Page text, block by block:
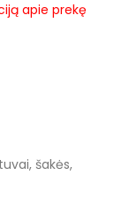
apie prekę
šakės,